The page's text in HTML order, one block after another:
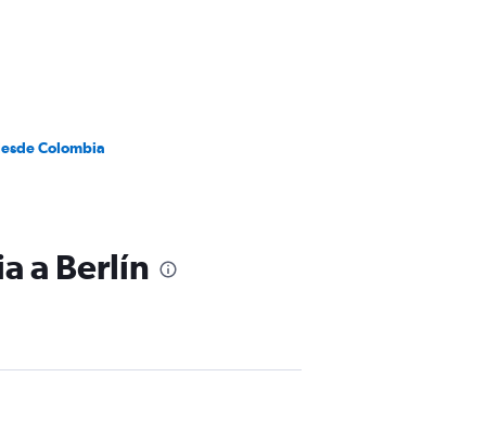
Colombia
a Berlín